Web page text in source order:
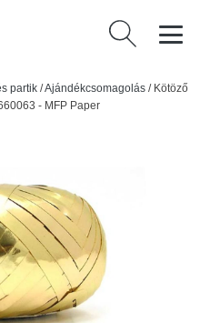
Keresés:
partik /Ajándékcsomagolás / Kötöző
- MFP Paper